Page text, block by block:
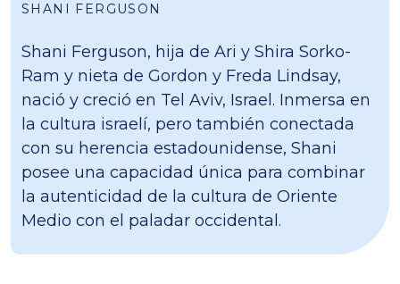
SHANI FERGUSON
Shani Ferguson, hija de Ari y Shira Sorko-
Ram y nieta de Gordon y Freda Lindsay,
nació y creció en Tel Aviv, Israel. Inmersa en
la cultura israelí, pero también conectada
con su herencia estadounidense, Shani
posee una capacidad única para combinar
la autenticidad de la cultura de Oriente
Medio con el paladar occidental.